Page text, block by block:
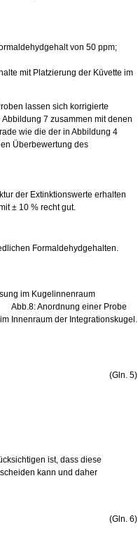
von 50 ppm;
mit Platzierung der Küvette im
lassen sich korrigierte
7 zusammen mit denen
wie die der in Abbildung 4
Überbewertung des
der Extinktionswerte erhalten
± 10 % recht gut.
Formaldehydgehalten.
Abb.8: Anordnung einer Probe
im Innenraum der Integrationskugel.
(Gln. 5)
ist, dass diese
kann und daher
(Gln. 6)